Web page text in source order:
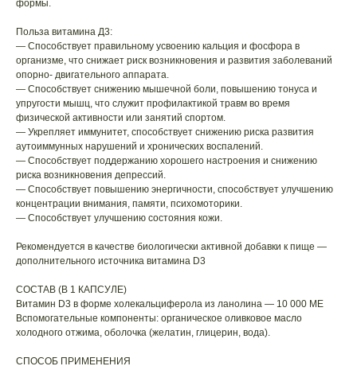
формы.
Польза витамина Д3:
— Способствует правильному усвоению кальция и фосфора в
организме, что снижает риск возникновения и развития заболеваний
опорно- двигательного аппарата.
— Способствует снижению мышечной боли, повышению тонуса и
упругости мышц, что служит профилактикой травм во время
физической активности или занятий спортом.
— Укрепляет иммунитет, способствует снижению риска развития
аутоиммунных нарушений и хронических воспалений.
— Способствует поддержанию хорошего настроения и снижению
риска возникновения депрессий.
— Способствует повышению энергичности, способствует улучшению
концентрации внимания, памяти, психомоторики.
— Способствует улучшению состояния кожи.
Рекомендуется в качестве биологически активной добавки к пище —
дополнительного источника витамина D3
СОСТАВ (В 1 КАПСУЛЕ)
Витамин D3 в форме холекальциферола из ланолина — 10 000 МЕ
Вспомогательные компоненты: органическое оливковое масло
холодного отжима, оболочка (желатин, глицерин, вода).
СПОСОБ ПРИМЕНЕНИЯ